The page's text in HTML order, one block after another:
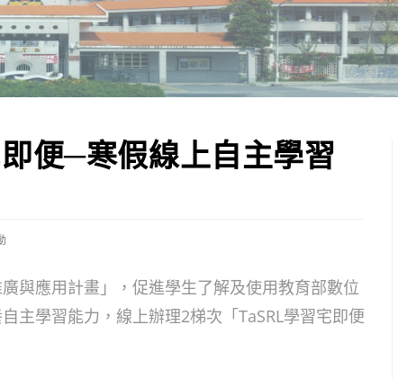
便─寒假線上自主學習
與應用計畫」，促進學生了解及使用教育部數位
主學習能力，線上辦理2梯次「TaSRL學習宅即便